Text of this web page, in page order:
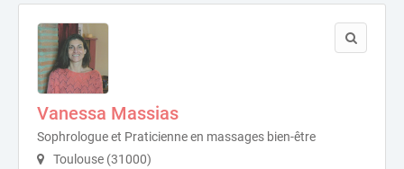
Vanessa Massias
Sophrologue et Praticienne en massages bien-être
Toulouse (31000)